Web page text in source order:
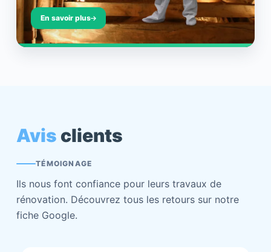
En savoir plus
Avis clients
TÉMOIGNAGE
Ils nous font confiance pour leurs travaux de
rénovation. Découvrez tous les retours sur notre
fiche Google.